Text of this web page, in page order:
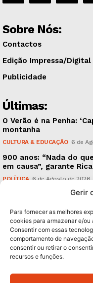
Gerir
Para fornecer as melhores
cookies para armazenar e/
Consentir com essas
comportamento de
consentir ou retirar o
recursos e funções.
Sobre Nós:
Contactos
Edição Impressa/Digital
Publicidade
Últimas:
O Verão é na Penha:
montanha
CULTURA & EDUCAÇÃO 6 de
900 anos: “Nada do
em causa”, garante
POLÍTICA 6 de Agosto de 2026,
Fraude dada como
Subscreva